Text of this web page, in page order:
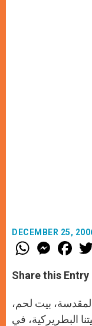
DECEMBER 25,
W
h
t
s
p
M
e
s
e
g
e
r
F
a
e
b
o
k
Share this Entry
بيت لحم،
البطريركية، في